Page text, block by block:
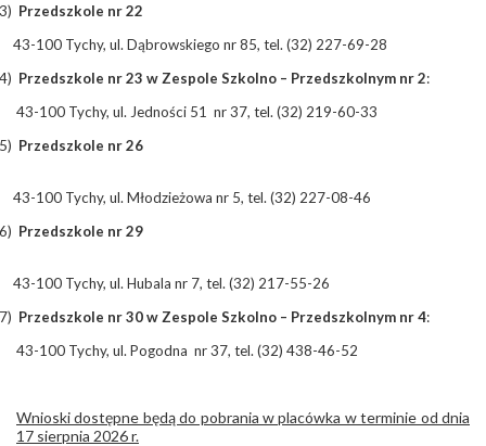
Przedszkole nr 22
43-100 Tychy, ul. Dąbrowskiego nr 85, tel. (32) 227-69-28
Przedszkole nr 23 w Zespole Szkolno – Przedszkolnym nr 2:
43-100 Tychy, ul. Jedności 51 nr 37, tel. (32) 219-60-33
Przedszkole nr 26
100 Tychy, ul. Młodzieżowa nr 5, tel. (32) 227-08-46
Przedszkole nr 29
43-100 Tychy, ul. Hubala nr 7, tel. (32) 217-55-26
Przedszkole nr 30 w Zespole Szkolno – Przedszkolnym nr 4:
43-100 Tychy, ul. Pogodna nr 37, tel. (32) 438-46-52
Wnioski dostępne będą do pobrania w placówka w terminie od dnia
17 sierpnia 2026 r.